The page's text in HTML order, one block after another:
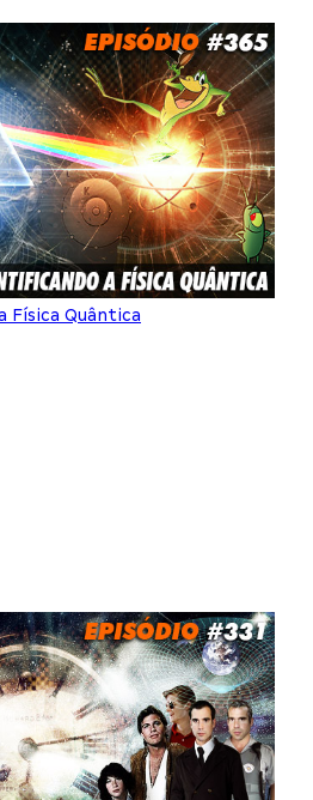
Física Quântica